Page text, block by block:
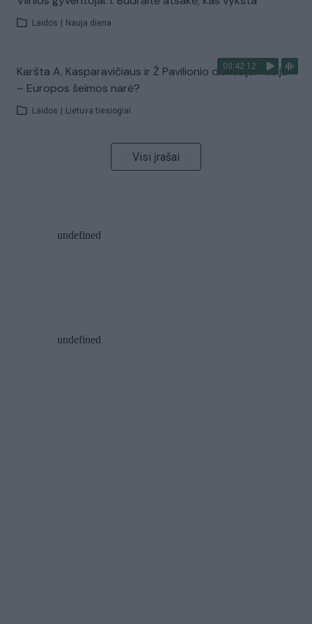
Laidos Nauja diena
00:42:12
Karšta A. Kasparavičiaus ir Ž Pavilionio diskusija: Rusija
– Europos šeimos narė?
Laidos Lietuva tiesiogiai
Visi įrašai